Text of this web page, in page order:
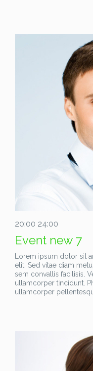
20:00 24:00
Event new 7
Lorem ipsum dolor sit
elit. Sed vitae diam
sem convallis facilisis.
ullamcorper tincidunt.
ullamcorper